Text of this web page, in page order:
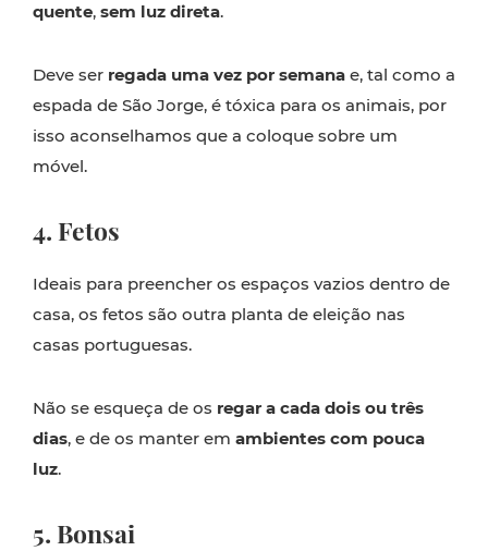
quente, sem luz direta.
Deve ser regada uma vez por semana e, tal como a
espada de São Jorge, é tóxica para os animais, por
isso aconselhamos que a coloque sobre um
móvel.
4. Fetos
Ideais para preencher os espaços vazios dentro de
casa, os fetos são outra planta de eleição nas
casas portuguesas.
Não se esqueça de os regar a cada dois ou três
dias, e de os manter em ambientes com pouca
luz.
5. Bonsai